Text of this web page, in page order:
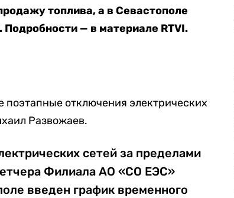
топлива, а в Севастополе
— в материале RTVI.
отключения электрических
Развожаев.
сетей за пределами
Филиала АО «СО ЕЭС»
введен график временного